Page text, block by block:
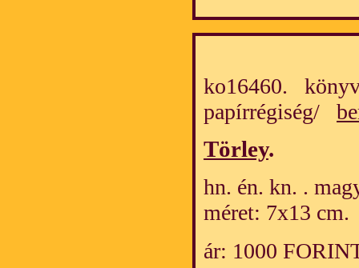
ko16460.
papírrégiség/
Törley.
hn. én. kn. .
méret: 7x13 cm.
ár: 1000